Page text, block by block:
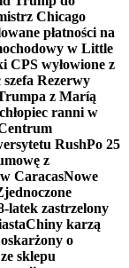
Chicago
płatności na
w Little
CPS wyłowione z
Rezerwy
z Maríą
ranni w
RushPo 25
z
CaracasNowe
latek zastrzelony
Chiny karzą
o
sklepu